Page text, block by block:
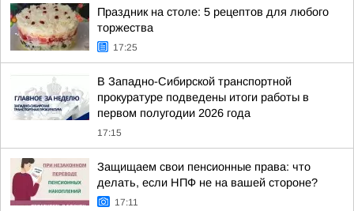
Праздник на столе: 5 рецептов для любого
торжества
17:25
В Западно-Сибирской транспортной
прокуратуре подведены итоги работы в
первом полугодии 2026 года
17:15
Защищаем свои пенсионные права: что
делать, если НПФ не на вашей стороне?
17:11